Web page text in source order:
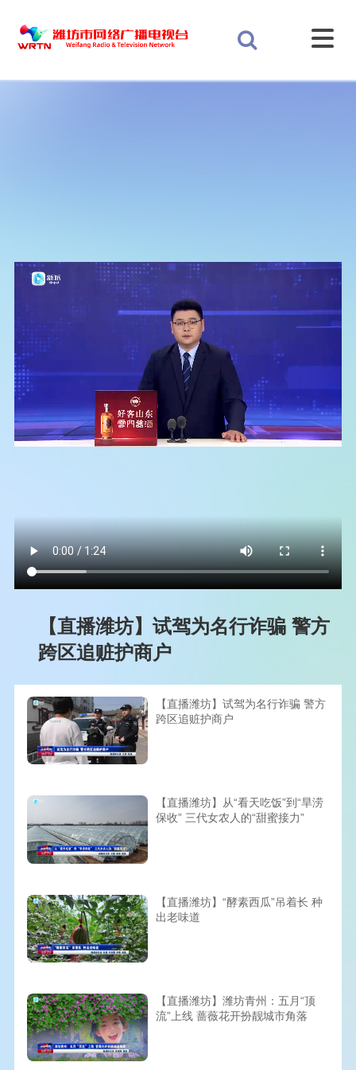
【直播潍坊】试驾为名行诈骗 警方
跨区追赃护商户
【直播潍坊】试驾为名行诈骗 警方
跨区追赃护商户
【直播潍坊】从“看天吃饭”到“旱涝
保收” 三代女农人的“甜蜜接力”
【直播潍坊】“酵素西瓜”吊着长 种
出老味道
【直播潍坊】潍坊青州：五月“顶
流”上线 蔷薇花开扮靓城市角落